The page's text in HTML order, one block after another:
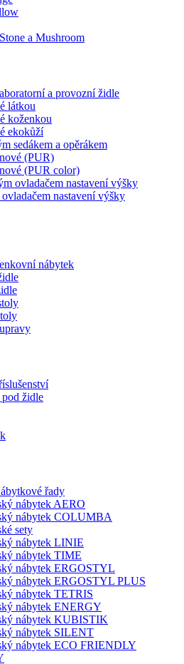
a Mushroom
a provozní židle
látkou
koženkou
ekokůží
sedákem a opěrákem
(PUR)
(PUR color)
ovladačem nastavení výšky
nastavení výšky
nábytek
židle
řady
nábytek AERO
nábytek COLUMBA
sety
nábytek LINIE
nábytek TIME
nábytek ERGOSTYL
nábytek ERGOSTYL PLUS
nábytek TETRIS
nábytek ENERGY
nábytek KUBISTIK
nábytek SILENT
nábytek ECO FRIENDLY